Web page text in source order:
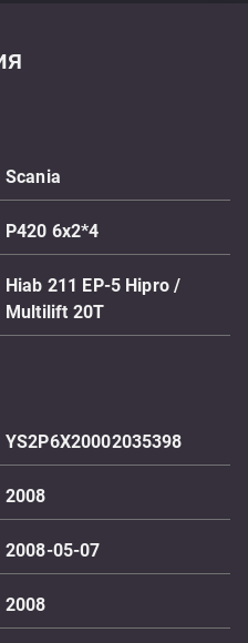
Scania
P420 6x2*4
Hiab 211 EP-5 Hipro /
Multilift 20T
YS2P6X20002035398
2008
2008-05-07
2008